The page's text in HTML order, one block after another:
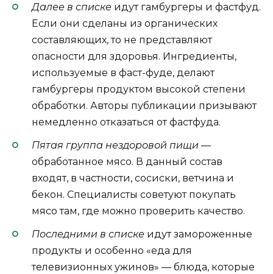
Далее в списке идут гамбургеры и фастфуд.
Если они сделаны из органических
составляющих, то не представляют
опасности для здоровья. Ингредиенты,
используемые в фаст-фуде, делают
гамбургеры продуктом высокой степени
обработки. Авторы публикации призывают
немедленно отказаться от фастфуда.
Пятая группа нездоровой пищи —
обработанное мясо. В данный состав
входят, в частности, сосиски, ветчина и
бекон. Специалисты советуют покупать
мясо там, где можно проверить качество.
Последними в списке идут замороженные
продукты и особенно «еда для
телевизионных ужинов» — блюда, которые